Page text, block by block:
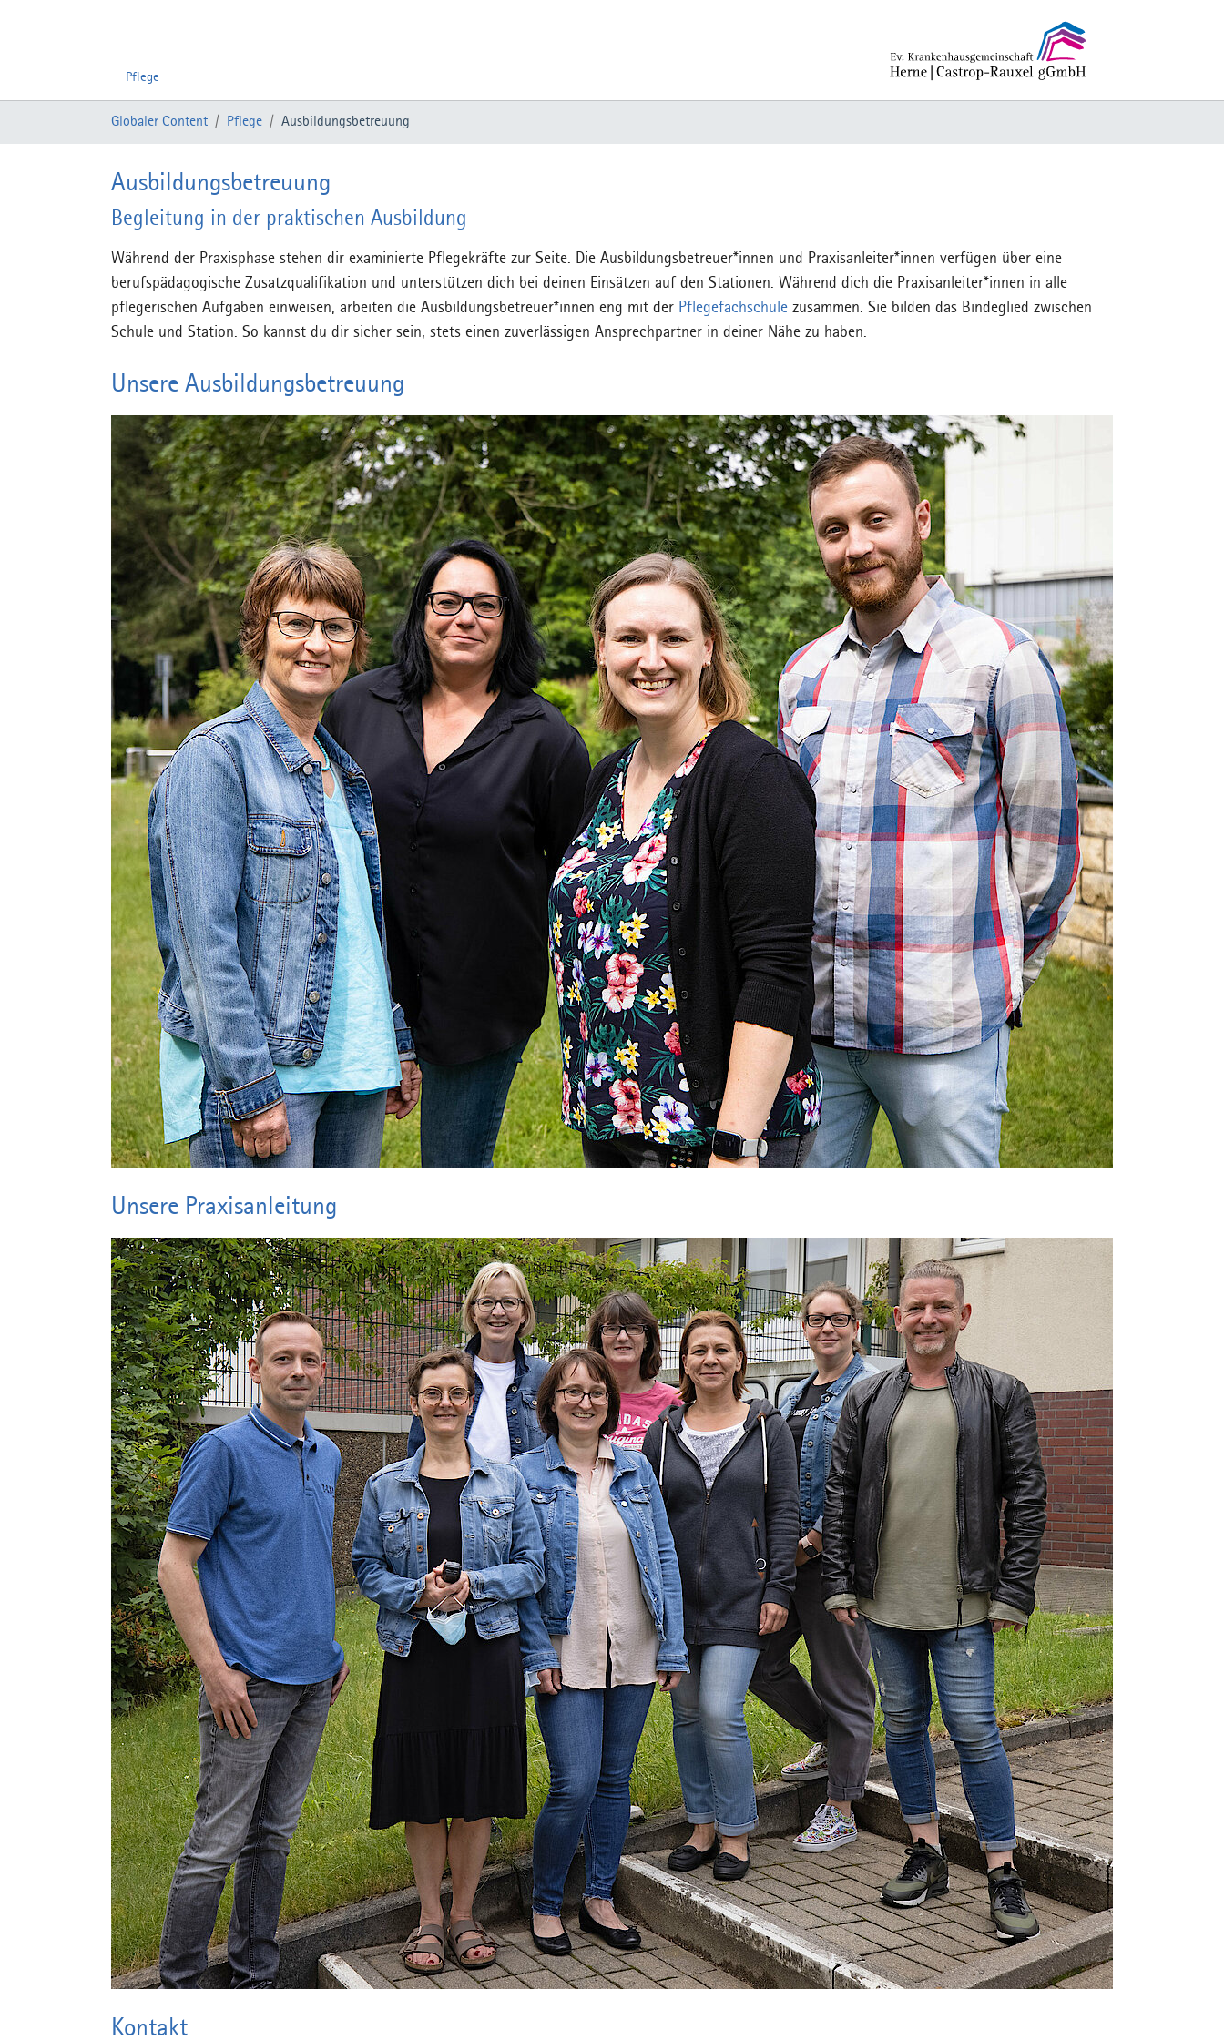
Pflege
Globaler Content Pflege Ausbildungsbetreuung
Ausbildungsbetreuung
Begleitung in der praktischen Ausbildung
Während der Praxisphase stehen dir examinierte Pflegekräfte zur Seite. Die Ausbildungsbetreuer*innen und Praxisanleiter*innen verfügen über eine
berufspädagogische Zusatzqualifikation und unterstützen dich bei deinen Einsätzen auf den Stationen. Während dich die Praxisanleiter*innen in alle
pflegerischen Aufgaben einweisen, arbeiten die Ausbildungsbetreuer*innen eng mit der Pflegefachschule zusammen. Sie bilden das Bindeglied zwischen
Schule und Station. So kannst du dir sicher sein, stets einen zuverlässigen Ansprechpartner in deiner Nähe zu haben.
Unsere Ausbildungsbetreuung
Unsere Praxisanleitung
Kontakt